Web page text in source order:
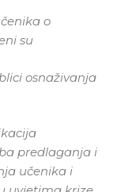
o
su
osnaživanja
predlaganja i
učenika i